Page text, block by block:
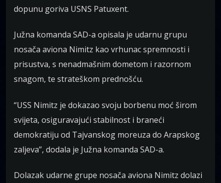
dopunu goriva USNS Patuxent.
Južna komanda SAD-a opisala je udarnu grupu
nosača aviona Nimitz kao vrhunac spremnosti i
prisustva, s nenadmašnim dometom i razornom
snagom, te strateškom prednošću.
“USS Nimitz je dokazao svoju borbenu moć širom
svijeta, osiguravajući stabilnost i braneći
demokratiju od Tajvanskog moreuza do Arapskog
zaljeva”, dodala je Južna komanda SAD-a.
Dolazak udarne grupe nosača aviona Nimitz dolazi